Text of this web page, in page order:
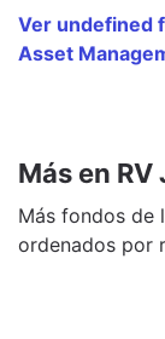
Ver undefined
Asset
Más en
Más fondos de
ordenados por